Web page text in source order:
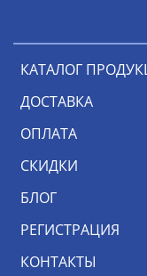
КАТАЛОГ
ДОСТАВКА
ОПЛАТА
СКИДКИ
БЛОГ
РЕГИСТРАЦИЯ
КОНТАКТЫ